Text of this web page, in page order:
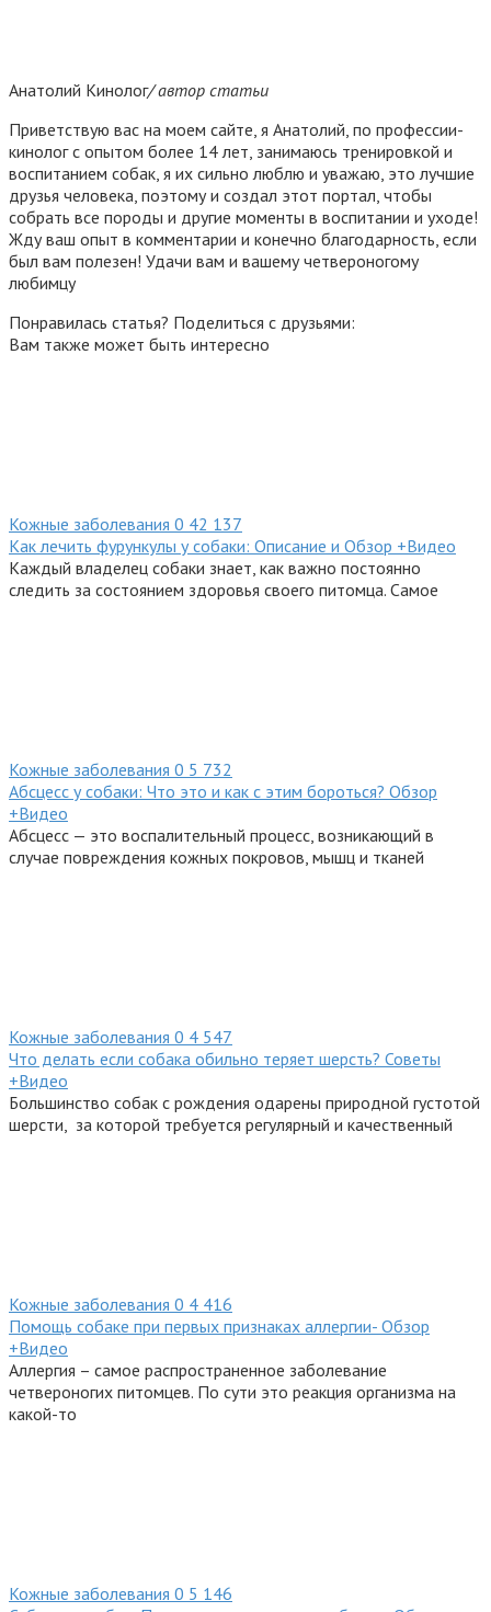
Анатолий Кинолог/ автор статьи
Приветствую вас на моем сайте, я Анатолий, по профессии-
кинолог с опытом более 14 лет, занимаюсь тренировкой и
воспитанием собак, я их сильно люблю и уважаю, это лучшие
друзья человека, поэтому и создал этот портал, чтобы
собрать все породы и другие моменты в воспитании и уходе!
Жду ваш опыт в комментарии и конечно благодарность, если
был вам полезен! Удачи вам и вашему четвероногому
любимцу
Понравилась статья? Поделиться с друзьями:
Вам также может быть интересно
Кожные заболевания 0 42 137
Как лечить фурункулы у собаки: Описание и Обзор +Видео
Каждый владелец собаки знает, как важно постоянно
следить за состоянием здоровья своего питомца. Самое
Кожные заболевания 0 5 732
Абсцесс у собаки: Что это и как с этим бороться? Обзор
+Видео
Абсцесс — это воспалительный процесс, возникающий в
случае повреждения кожных покровов, мышц и тканей
Кожные заболевания 0 4 547
Что делать если собака обильно теряет шерсть? Советы
+Видео
Большинство собак с рождения одарены природной густотой
шерсти, за которой требуется регулярный и качественный
Кожные заболевания 0 4 416
Помощь собаке при первых признаках аллергии- Обзор
+Видео
Аллергия – самое распространенное заболевание
четвероногих питомцев. По сути это реакция организма на
какой-то
Кожные заболевания 0 5 146